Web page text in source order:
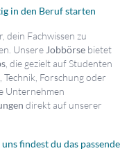
in den Beruf starten
dein Fachwissen zu
Unsere Jobbörse bietet
, die gezielt auf Studenten
Forschung oder
Unternehmen
direkt auf unserer
findest du das passende